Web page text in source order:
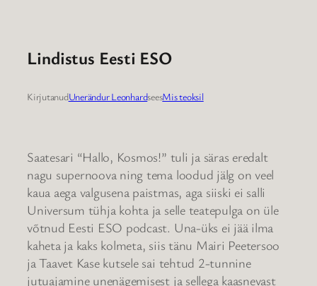
Lindistus Eesti ESO
KirjutanudUnerändur LeonhardseesMis teoksil
Saatesari “Hallo, Kosmos!” tuli ja säras eredalt
nagu supernoova ning tema loodud jälg on veel
kaua aega valgusena paistmas, aga siiski ei salli
Universum tühja kohta ja selle teatepulga on üle
võtnud Eesti ESO podcast. Una-üks ei jää ilma
kaheta ja kaks kolmeta, siis tänu Mairi Peetersoo
ja Taavet Kase kutsele sai tehtud 2-tunnine
jutuajamine unenägemisest ja sellega kaasnevast